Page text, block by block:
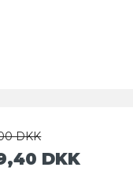
DKK
DKK